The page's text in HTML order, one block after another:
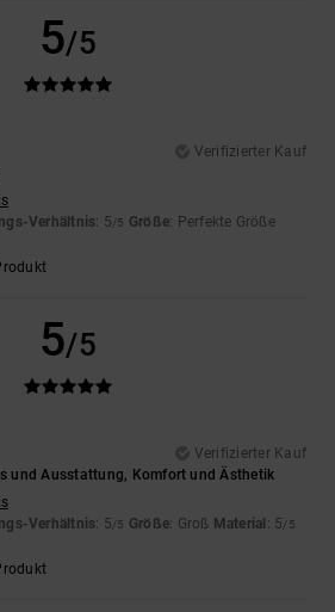
5/5
Verifizierter Kauf
Verhältnis: 5/5 Größe: Perfekte Größe
5/5
Verifizierter Kauf
und Ausstattung, Komfort und Ästhetik
Verhältnis: 5/5 Größe: Groß Material : 5/5